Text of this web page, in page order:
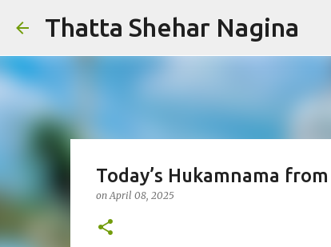
Thatta Shehar Nagina
Today’s Hukamnama
onApril 08, 2025